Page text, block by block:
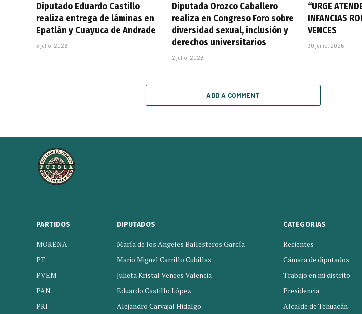
Diputado Eduardo Castillo
realiza entrega de láminas en
Epatlán y Cuayuca de Andrade
3 julio, 2026
Diputada Orozco Caballero
realiza en Congreso Foro sobre
diversidad sexual, inclusión y
derechos universitarios
2 julio, 2026
“URGE
INFANCIAS
VENCES
30 junio, 2026
ADD A COMMENT
PARTIDOS
MORENA
PT
PVEM
PAN
PRI
DIPUTADOS
María de los Ángeles Ballesteros García
Mario Miguel Carrillo Cubillas
Julieta Kristal Vences Valencia
Eduardo Castillo López
Alejandro Carvajal Hidalgo
CATEGORIAS
Recientes
Cámara de diputados
Trabajo en mi distrito
Presidencia
Alcalde de Tehuacán